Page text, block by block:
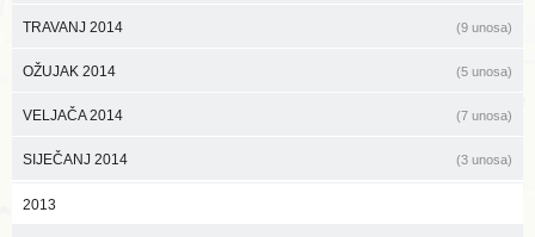
TRAVANJ 2014 (9 unosa)
OŽUJAK 2014 (5 unosa)
VELJAČA 2014 (7 unosa)
SIJEČANJ 2014 (3 unosa)
2013